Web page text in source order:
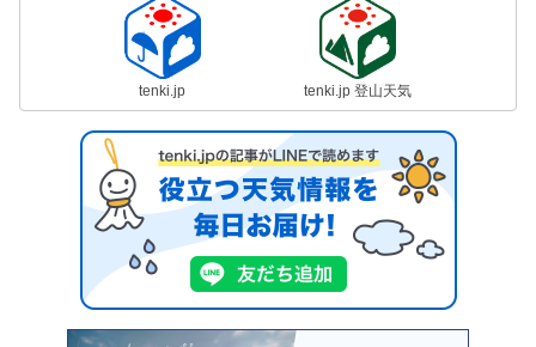
tenki.jp tenki.jp 登山天気